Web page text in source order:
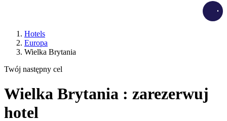
Hotels
Europa
Wielka Brytania
Twój następny cel
Wielka Brytania : zarezerwuj
hotel